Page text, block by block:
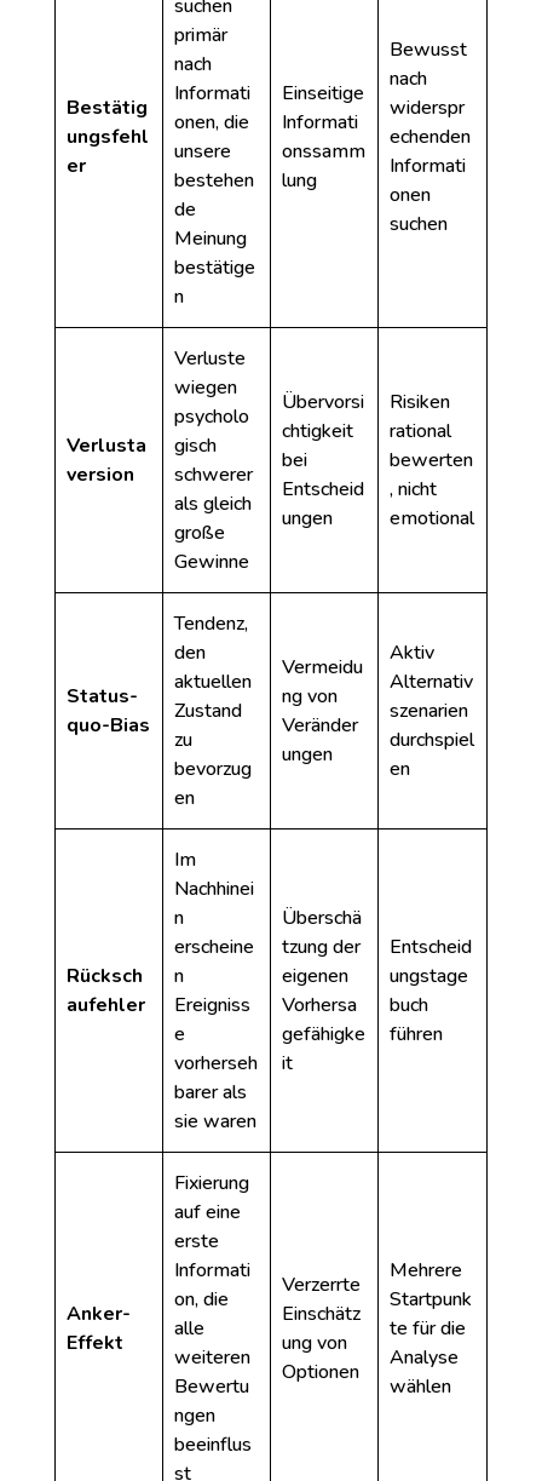
Bestätig
ungsfehl
er
suchen
primär
nach
Informati
onen, die
unsere
bestehen
de
Meinung
bestätige
n
Einseitige
Informati
onssamm
lung
Bewusst
nach
widerspr
echenden
Informati
onen
suchen
Verlusta
version
Verluste
wiegen
psycholo
gisch
schwerer
als gleich
große
Gewinne
Übervorsi
chtigkeit
bei
Entscheid
ungen
Risiken
rational
bewerten
, nicht
emotional
Status-
quo-Bias
Tendenz,
den
aktuellen
Zustand
zu
bevorzug
en
Vermeidu
ng von
Veränder
ungen
Aktiv
Alternativ
szenarien
durchspiel
en
Rücksch
aufehler
Im
Nachhinei
n
erscheine
n
Ereigniss
e
vorherseh
barer als
sie waren
Überschä
tzung der
eigenen
Vorhersa
gefähigke
it
Entscheid
ungstage
buch
führen
Anker-
Effekt
Fixierung
auf eine
erste
Informati
on, die
alle
weiteren
Bewertu
ngen
beeinflus
st
Verzerrte
Einschätz
ung von
Optionen
Mehrere
Startpunk
te für die
Analyse
wählen